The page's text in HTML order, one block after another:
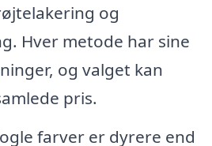
og
Hver metode har sine
og valget kan
pris.
farver er dyrere end